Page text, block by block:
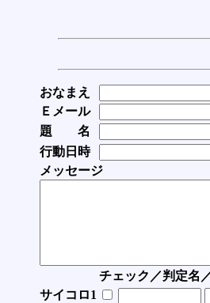
おなまえ
Ｅメール
題 名
行動日時
メッセージ
チェック／判定名
サイコロ1